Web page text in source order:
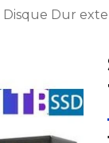
Disque Dur